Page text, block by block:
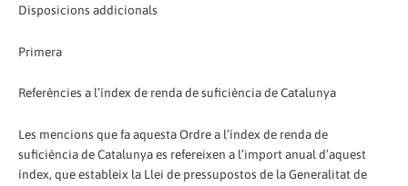
Disposicions addicionals
Primera
Referències a l’índex de renda de suficiència de Catalunya
Les mencions que fa aquesta Ordre a l’índex de renda de
suficiència de Catalunya es refereixen a l’import anual d’aquest
índex, que estableix la Llei de pressupostos de la Generalitat de